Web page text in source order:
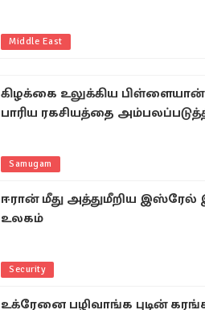
Middle East
கிழக்கை உலுக்கிய
பாரிய ரகசியத்தை
Samugam
ஈரான் மீது அத்துமீறிய
உலகம்
Security
உக்ரேனை பழிவாங்க புடின்